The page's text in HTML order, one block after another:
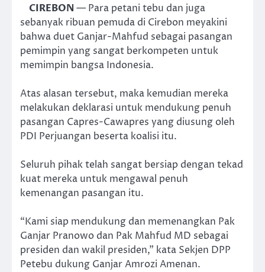
CIREBON — Para petani tebu dan juga
sebanyak ribuan pemuda di Cirebon meyakini
bahwa duet Ganjar-Mahfud sebagai pasangan
pemimpin yang sangat berkompeten untuk
memimpin bangsa Indonesia.
Atas alasan tersebut, maka kemudian mereka
melakukan deklarasi untuk mendukung penuh
pasangan Capres-Cawapres yang diusung oleh
PDI Perjuangan beserta koalisi itu.
Seluruh pihak telah sangat bersiap dengan tekad
kuat mereka untuk mengawal penuh
kemenangan pasangan itu.
“Kami siap mendukung dan memenangkan Pak
Ganjar Pranowo dan Pak Mahfud MD sebagai
presiden dan wakil presiden,” kata Sekjen DPP
Petebu dukung Ganjar Amrozi Amenan.